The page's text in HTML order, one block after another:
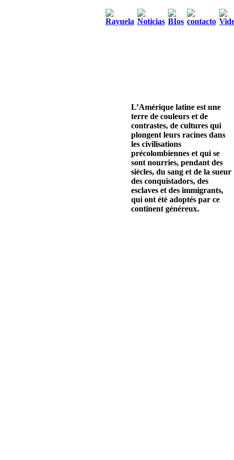
L’Amérique latine est une
terre de couleurs et de
contrastes, de cultures qui
plongent leurs racines dans
les civilisations
précolombiennes et qui se
sont nourries, pendant des
siècles, du sang et de la sueur
des conquistadors, des
esclaves et des immigrants,
qui ont été adoptés par ce
continent généreux.